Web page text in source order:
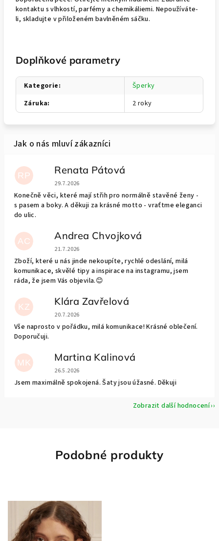
kontaktu s vlhkostí, parfémy a chemikáliemi. Nepoužíváte-
li, skladujte v přiloženém bavlněném sáčku.
Doplňkové parametry
Kategorie:
Šperky
Záruka: 2 roky
RP Renata Pátová
Hodnocení obchodu je 5 z 5 hvězdiček.
29.7.2026
Konečně věci, které mají střih pro normálně stavěné ženy -
s pasem a boky. A děkuji za krásné motto - vraťtme eleganci
do ulic.
AC Andrea Chvojková
Hodnocení obchodu je 5 z 5 hvězdiček.
21.7.2026
Zboží, které u nás jinde nekoupíte, rychlé odeslání, milá
komunikace, skvělé tipy a inspirace na instagramu, jsem
ráda, že jsem Vás objevila.😊
KZ Klára Zavřelová
Hodnocení obchodu je 5 z 5 hvězdiček.
20.7.2026
Vše naprosto v pořádku, milá komunikace! Krásné oblečení.
Doporučuji.
MK Martina Kalinová
Hodnocení obchodu je 5 z 5 hvězdiček.
26.5.2026
Jsem maximálně spokojená. Šaty jsou úžasné. Děkuji
Zobrazit další hodnocení
Podobné produkty